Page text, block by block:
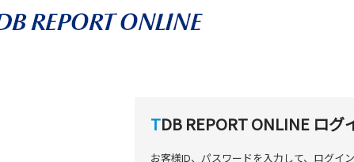
TDB REPORT ONLINE ログ
お客様ID、パスワードを入力して、ログイ